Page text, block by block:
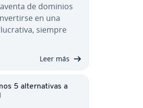
de dominios
en una
siempre
Leer más
5 al­te­r­na­ti­vas a